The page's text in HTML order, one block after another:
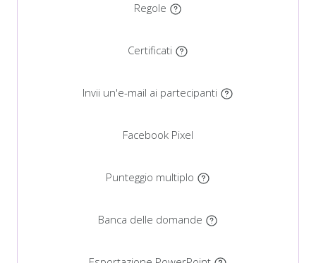
Regole
Certificati
Invii un'e-mail ai partecipanti
Facebook Pixel
Punteggio multiplo
Banca delle domande